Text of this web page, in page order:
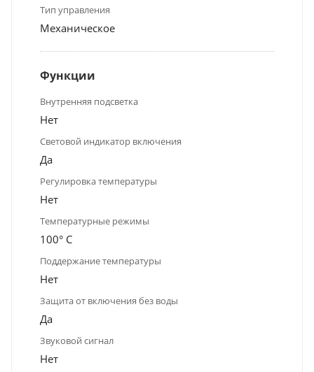
Тип управления
Механическое
Функции
Внутренняя подсветка
Нет
Световой индикатор включения
Да
Регулировка температуры
Нет
Температурные режимы
100° С
Поддержание температуры
Нет
Защита от включения без воды
Да
Звуковой сигнал
Нет